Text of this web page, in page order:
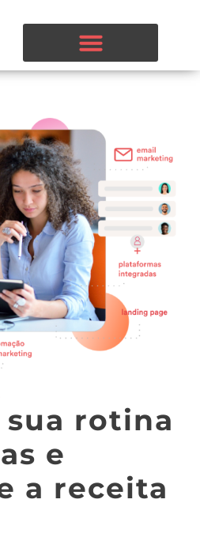
rotina
e
a receita